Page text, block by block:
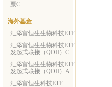
票C
海外基金
汇添富恒生生物科技ETF
汇添富恒生生物科技ETF
发起式联接（QDII）C
汇添富恒生生物科技ETF
发起式联接（QDII）A
汇添富恒生科技ETF